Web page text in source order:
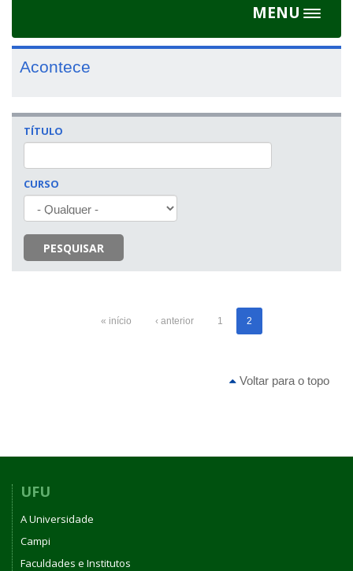
MENU
Toggle
Acontece
TÍTULO
CURSO
PESQUISAR
« início ‹ anterior 1 2
Voltar para o topo
UFU
A Universidade
Campi
Faculdades e Institutos